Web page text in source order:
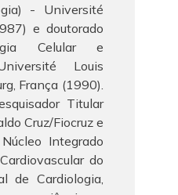
- Université
e doutorado
Celular e
Louis
França (1990).
Titular
Cruz/Fiocruz e
Integrado
do
de Cardiologia,